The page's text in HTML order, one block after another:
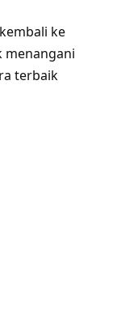
ke
menangani
terbaik